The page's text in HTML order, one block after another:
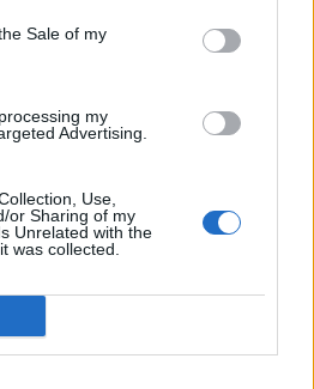
Sale of my
my
Advertising.
Use,
or Sharing of my
Unrelated with the
was collected.
den inte bokstavligen av
den utgör ändå en helig